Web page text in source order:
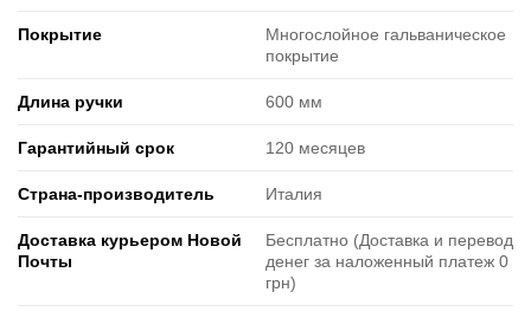
Покрытие
Многослойное гальваническое
покрытие
Длина ручки 600 мм
Гарантийный срок 120 месяцев
Страна-производитель Италия
Доставка курьером Новой
Почты
Бесплатно (Доставка и перевод
денег за наложенный платеж 0
грн)